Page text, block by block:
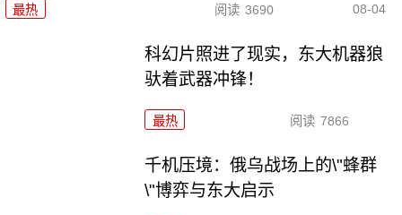
最热 阅读 3690 08-04
科幻片照进了现实，东大机器狼
驮着武器冲锋！
最热 阅读 7866
千机压境：俄乌战场上的\"蜂群
\"博弈与东大启示